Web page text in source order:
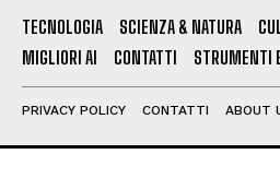
TECNOLOGIA SCIENZA & NATURA
MIGLIORI AI
CONTATTI STRUMENTI
PRIVACY POLICY CONTATTI ABOUT